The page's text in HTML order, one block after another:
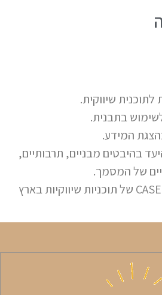
שיווקית.
בתבנית.
המידע.
בהיבטים מבניים, תרבותיים,
של המסמך.
הצגת CASE STUDIES של תוכניות שיווקיות בארץ